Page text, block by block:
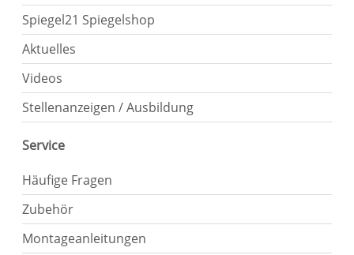
Spiegel21 Spiegelshop
Aktuelles
Videos
Stellenanzeigen / Ausbildung
Service
Häufige Fragen
Zubehör
Montageanleitungen